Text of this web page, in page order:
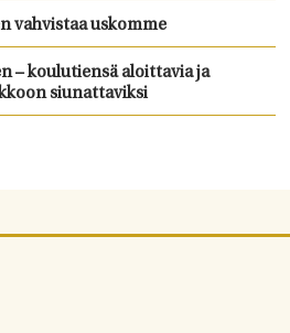
vahvistaa uskomme
– koulutiensä aloittavia ja
siunattaviksi